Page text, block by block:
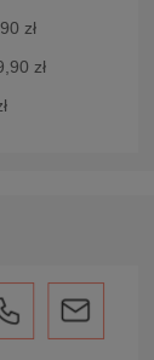
zł
zł